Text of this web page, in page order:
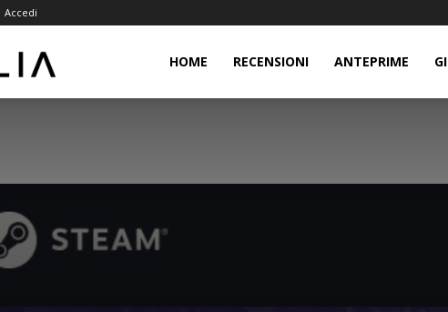
Accedi
HOME RECENSIONI ANTEPRIME